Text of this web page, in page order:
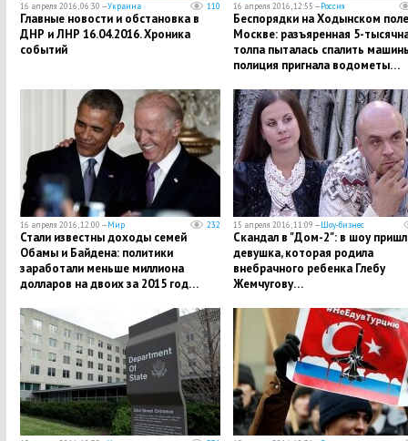
16 апреля 2016, 06:30 —Украина 110
Главные новости и обстановка в
ДНР и ЛНР 16.04.2016. Хроника
событий
16 апреля 2016, 12:55 —Россия
Беспорядки на Ходынском
Москве: разъяренная 5-
толпа пыталась спалить
полиция пригнала водометы…
16 апреля 2016, 12:00 —Мир 232
Стали известны доходы семей
Обамы и Байдена: политики
заработали меньше миллиона
долларов на двоих за 2015 год…
15 апреля 2016, 11:09 —Шоу-бизнес
Скандал в "Дом-2": в шоу
девушка, которая родила
внебрачного ребенка Глебу
Жемчугову…